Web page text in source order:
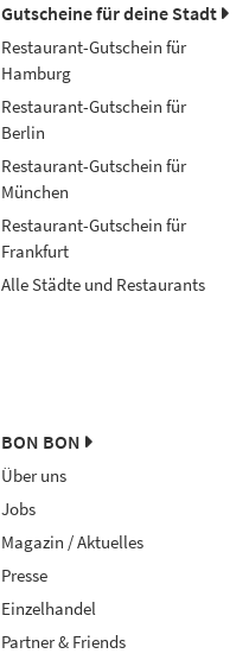
Gutscheine für deine Stadt
Restaurant-Gutschein für
Hamburg
Restaurant-Gutschein für
Berlin
Restaurant-Gutschein für
München
Restaurant-Gutschein für
Frankfurt
Alle Städte und Restaurants
BON BON
Über uns
Jobs
Magazin / Aktuelles
Presse
Einzelhandel
Partner & Friends